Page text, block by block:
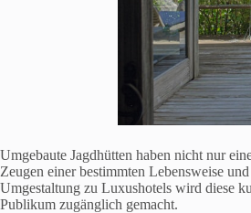
Umgebaute Jagdhütten haben nicht nur
Zeugen einer bestimmten Lebensweise
Umgestaltung zu Luxushotels wird diese
Publikum zugänglich gemacht.